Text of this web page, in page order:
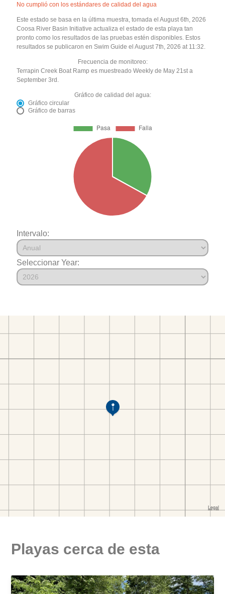
No cumplió con los estándares de calidad del agua
Este estado se basa en la última muestra, tomada el August 6th, 2026
Coosa River Basin Initiative actualiza el estado de esta playa tan
pronto como los resultados de las pruebas estén disponibles. Estos
resultados se publicaron en Swim Guide el August 7th, 2026 at 11:32.
Frecuencia de monitoreo:
Terrapin Creek Boat Ramp es muestreado Weekly de May 21st a
September 3rd.
Gráfico de calidad del agua:
Gráfico circular
Gráfico de barras
Intervalo:
Seleccionar Year:
Playas cerca de esta